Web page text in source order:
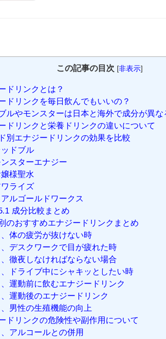
この記事の目次 [非表示]
ドリンクとは？
ドリンクを毎日飲んでもいいの？
ルやモンスターは日本と海外で成分が異な
ドリンクと栄養ドリンクの違いについて
別エナジードリンクの効果を比較
ドブル
スターエナジー
様聖水
ライズ
ルゴールドワークス
成分比較まとめ
のおすすめエナジードリンクまとめ
体の疲労が抜けない時
デスクワークで目が疲れた時
徹夜しなければならない場合
ドライブ中にシャキッとしたい時
運動前に飲むエナジードリンク
運動後のエナジードリンク
男性の生殖機能の向上
ドリンクの危険性や副作用について
アルコールとの併用